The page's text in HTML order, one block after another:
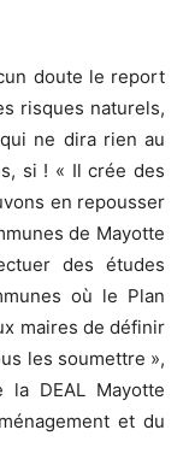
doute le report
risques naturels,
ne dira rien au
si ! « Il crée des
en repousser
de Mayotte
des études
où le Plan
maires de définir
les soumettre »,
la DEAL Mayotte
et du